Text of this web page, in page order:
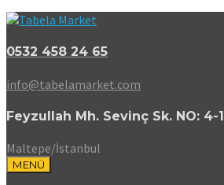
0532 458 24 65
info@tabelamarket.com
Feyzullah Mh. Sevinç Sk. NO: 4-1
Maltepe/İstanbul
MENÜ